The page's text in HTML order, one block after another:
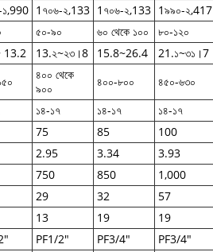
1৭০৬-২,133 1৭০৬-২,133 1৯৯০-২,417
৫০-৯০ ৬০ থেকে ১০০ ৮০-১২০
13.2 13.২~২৩।8 15.8~26.4 21.১~৩১।7
৪০০ থেকে
৯০০
৪০০-৮০০ ৪৫০-৬৩০
১৪-১৭ ১৪-১৭ ১৪-১৭
75 85 100
2.95 3.34 3.93
750 850 1,000
29 32 57
13 19 19
PF1/2" PF3/4" PF3/4"